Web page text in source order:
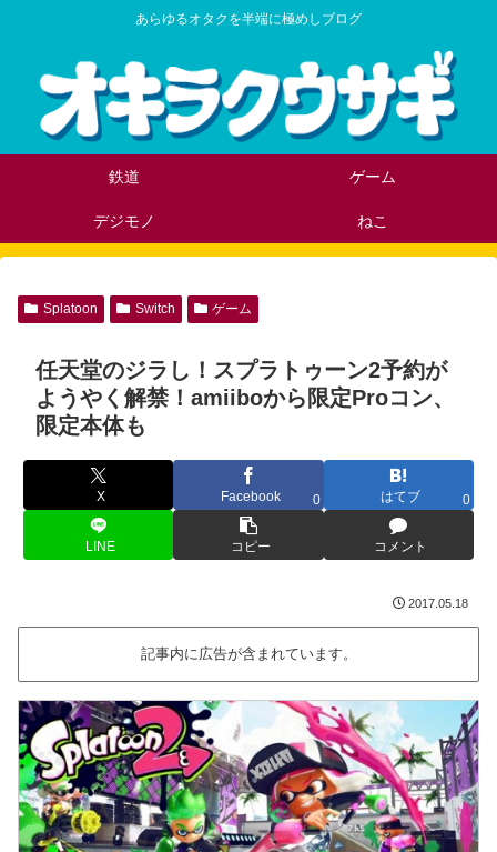
あらゆるオタクを半端に極めしブログ
鉄道 ゲーム
デジモノ ねこ
Splatoon Switch ゲーム
任天堂のジラし！スプラトゥーン2予約が
ようやく解禁！amiiboから限定Proコン、
限定本体も
X Facebook 0 はてブ 0
LINE コピー コメント
2017.05.18
記事内に広告が含まれています。